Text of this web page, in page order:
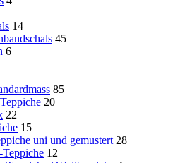
14
45
6
85
20
22
15
uni und gemustert 28
12